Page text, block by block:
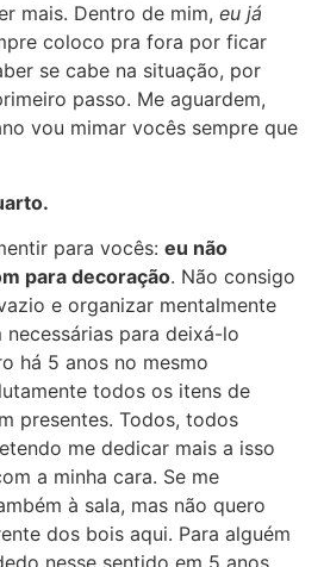
mais. Dentro de mim, eu já
coloco pra fora por ficar
se cabe na situação, por
passo. Me aguardem,
vou mimar vocês sempre que
para vocês: eu não
para decoração. Não consigo
e organizar mentalmente
necessárias para deixá-lo
há 5 anos no mesmo
todos os itens de
presentes. Todos, todos
me dedicar mais a isso
a minha cara. Se me
à sala, mas não quero
dos bois aqui. Para alguém
nesse sentido em 5 anos,